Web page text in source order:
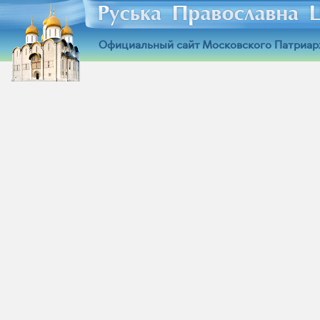
Официальный сайт Московского